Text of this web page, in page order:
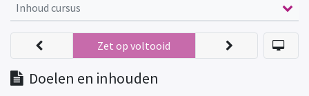
Inhoud cursus
Doelen en inhouden
Zet op voltooid